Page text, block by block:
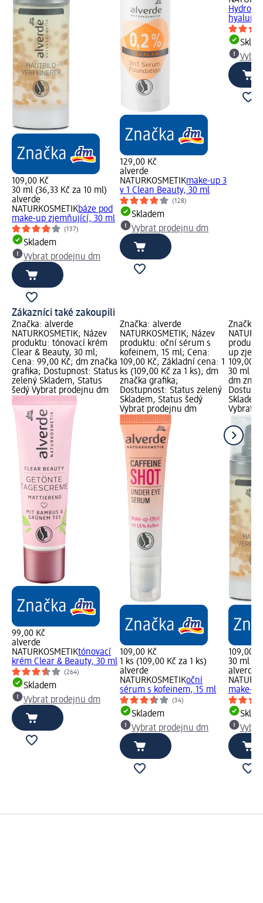
109,00 Kč
30 ml (36,33 Kč za 10 ml)
alverde
NATURKOSMETIKbáze pod
make-up zjemňující, 30 ml
(137)
Skladem
Vybrat prodejnu dm
129,00 Kč
alverde
NATURKOSMETIKmake-up 3
v 1 Clean Beauty, 30 ml
(128)
Skladem
Vybrat prodejnu dm
Hydro s
Zákazníci také zakoupili
Značka: alverde
NATURKOSMETIK; Název
produktu: tónovací krém
Clear & Beauty, 30 ml;
Cena: 99,00 Kč; dm značka
grafika; Dostupnost: Status
zelený Skladem, Status
šedý Vybrat prodejnu dm
99,00 Kč
alverde
NATURKOSMETIKtónovací
krém Clear & Beauty, 30 ml
(264)
Skladem
Vybrat prodejnu dm
Značka: alverde
NATURKOSMETIK; Název
produktu: oční sérum s
kofeinem, 15 ml; Cena:
109,00 Kč; Základní cena: 1
ks (109,00 Kč za 1 ks); dm
značka grafika;
Dostupnost: Status zelený
Skladem, Status šedý
Vybrat prodejnu dm
109,00 Kč
1 ks (109,00 Kč za 1 ks)
alverde
NATURKOSMETIKoční
sérum s kofeinem, 15 ml
(34)
Skladem
Vybrat prodejnu dm
Značka:
up
109,00
30 ml
dm
Vybrat
109,00
30 ml
alverde
make-